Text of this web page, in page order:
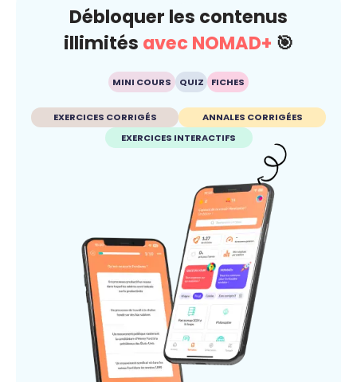
Débloquer les contenus
illimités avec NOMAD+ 🎯
MINI COURS QUIZ FICHES
EXERCICES CORRIGÉS
ANNALES CORRIGÉES
EXERCICES INTERACTIFS